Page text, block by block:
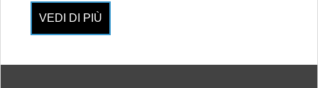
VEDI DI PIÙ